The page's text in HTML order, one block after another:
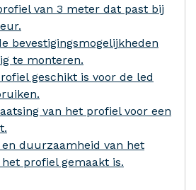
van 3 meter dat past bij
bevestigingsmogelijkheden
te monteren.
geschikt is voor de led
van het profiel voor een
duurzaamheid van het
profiel gemaakt is.